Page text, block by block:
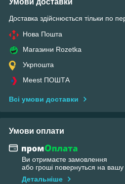
Доставка здійснюється тільки по
Нова Пошта
Магазини Rozetka
Укрпошта
Meest ПОШТА
Всі умови доставки
Умови оплати
Ви отримаєте замовлення
або гроші повернуться на вашу
Детальніше